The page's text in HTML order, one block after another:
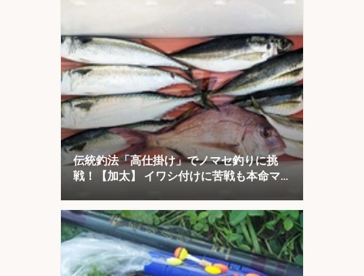
伝統釣法「高仕掛け」でノマセ釣りに挑
戦！【加太】 イワシ付けに苦戦も本命マ